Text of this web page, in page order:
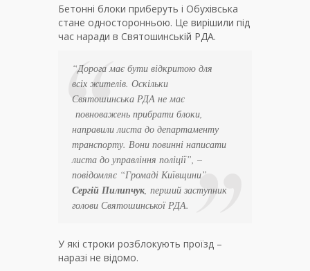
Бетонні блоки приберуть і Обухівська
стане односторонньою. Це вирішили під
час наради в Святошинській РДА.
“Дорога має бути відкритою для
всіх жителів. Оскільки
Святошинська РДА не має
повноважень прибрати блоки,
направили листа до департаменту
транспорту. Вони повинні написати
листа до управління поліції”, –
повідомляє “Громаді Київщини”
Сергій Пилипчук, перший заступник
голови Святошинської РДА.
У які строки розблокують проїзд –
наразі не відомо.